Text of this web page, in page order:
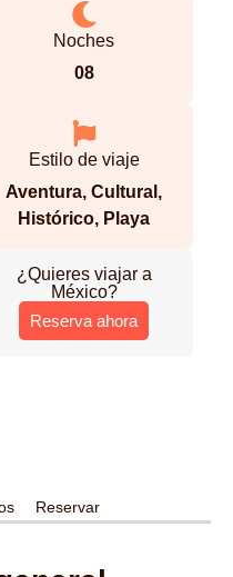
Noches
08
Estilo de viaje
Aventura,Cultural ,
Histórico, Playa
¿Quieres viajar a
México?
Reserva ahora
Reservar